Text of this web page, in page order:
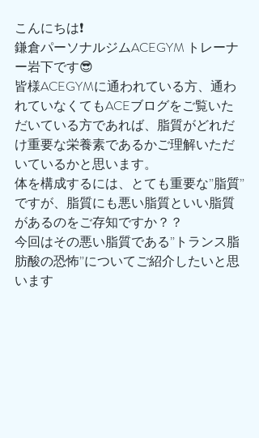
こんにちは❗️
鎌倉パーソナルジムACEGYM トレーナ
ー岩下です😎
皆様ACEGYMに通われている方、通わ
れていなくてもACEブログをご覧いた
だいている方であれば、脂質がどれだ
け重要な栄養素であるかご理解いただ
いているかと思います。
体を構成するには、とても重要な”脂質”
ですが、脂質にも悪い脂質といい脂質
があるのをご存知ですか？？
今回はその悪い脂質である”トランス脂
肪酸の恐怖”についてご紹介したいと思
います